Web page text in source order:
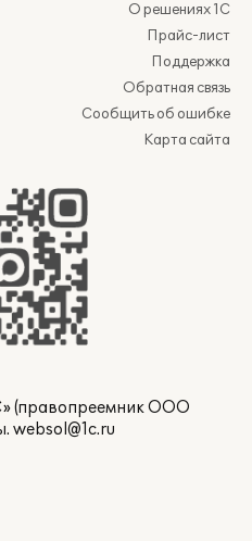
О решениях 1С
Прайс-лист
Поддержка
Обратная связь
Сообщить об ошибке
Карта сайта
(правопреемник ООО
websol@1c.ru